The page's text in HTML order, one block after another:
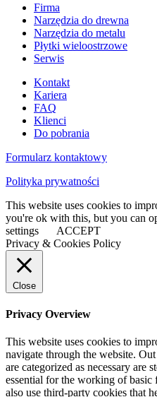
Firma
Narzędzia do drewna
Narzędzia do metalu
Płytki wieloostrzowe
Serwis
Kontakt
Kariera
FAQ
Klienci
Do pobrania
Formularz kontaktowy
Polityka prywatności
This website uses cookies to
you're ok with this, but you can
settings
ACCEPT
Privacy & Cookies Policy
Close
Privacy Overview
This website uses cookies to
navigate through the website.
are categorized as necessary are
essential for the working of
also use third-party cookies that